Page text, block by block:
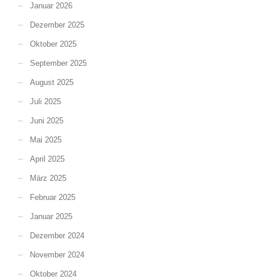
Januar 2026
Dezember 2025
Oktober 2025
September 2025
August 2025
Juli 2025
Juni 2025
Mai 2025
April 2025
März 2025
Februar 2025
Januar 2025
Dezember 2024
November 2024
Oktober 2024